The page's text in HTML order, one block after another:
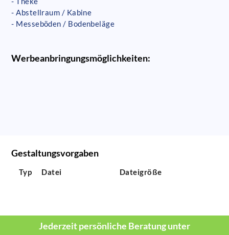
- Abstellraum / Kabine
- Messeböden / Bodenbeläge
Werbeanbringungsmöglichkeiten:
Gestaltungsvorgaben
Typ Datei Dateigröße
Jederzeit persönliche Beratung unter